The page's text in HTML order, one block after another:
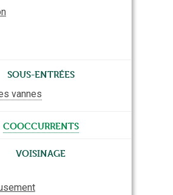
Sous-entrées
vannes
cooccurrents
Voisinage